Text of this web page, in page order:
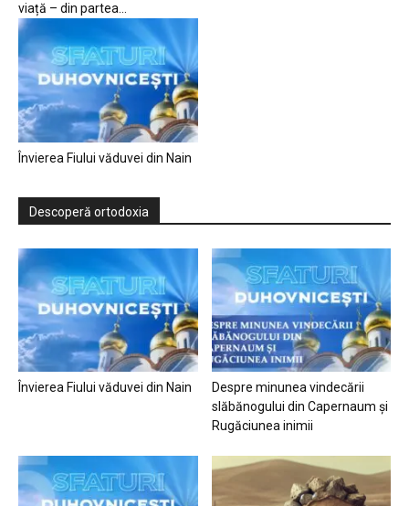
viață – din partea...
Învierea Fiului văduvei din Nain
Descoperă ortodoxia
Învierea Fiului văduvei din Nain
Despre minunea vindecării
slăbănogului din Capernaum și
Rugăciunea inimii